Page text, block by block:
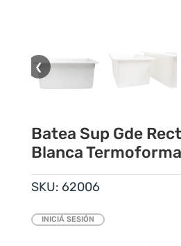
❮
Batea Sup Gde
Blanca
SKU: 62006
INICIÁ SESIÓN